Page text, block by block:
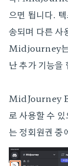
으면 됩니다.
송되며 다른 사
Midjourney는
난 추가 기능을
MidJourney
로 사용할 수
는 정회원권 중